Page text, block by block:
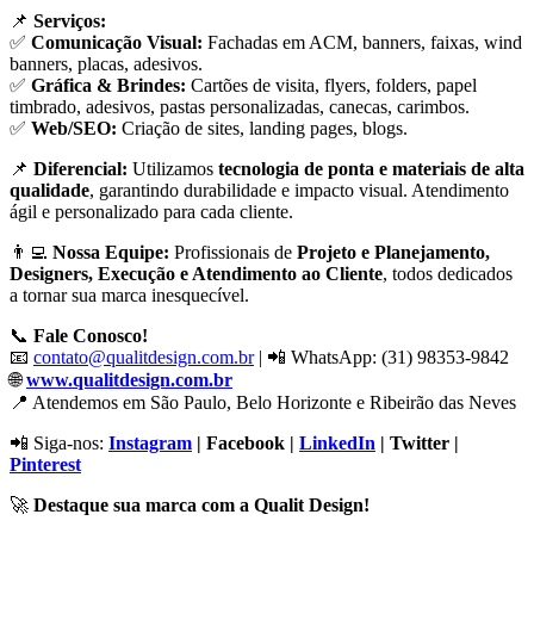
📌 Serviços:
✅ Comunicação Visual: Fachadas em ACM, banners, faixas, wind
banners, placas, adesivos.
✅ Gráfica & Brindes: Cartões de visita, flyers, folders, papel
timbrado, adesivos, pastas personalizadas, canecas, carimbos.
✅ Web/SEO: Criação de sites, landing pages, blogs.
📌 Diferencial: Utilizamos tecnologia de ponta e materiais de alta
qualidade, garantindo durabilidade e impacto visual. Atendimento
ágil e personalizado para cada cliente.
👨‍💻 Nossa Equipe: Profissionais de Projeto e Planejamento,
Designers, Execução e Atendimento ao Cliente, todos dedicados
a tornar sua marca inesquecível.
📞 Fale Conosco!
📧 contato@qualitdesign.com.br| 📲 WhatsApp: (31) 98353-9842
🌐www.qualitdesign.com.br
📍 Atendemos em São Paulo, Belo Horizonte e Ribeirão das Neves
📲 Siga-nos: Instagram | Facebook | LinkedIn | Twitter |
Pinterest
🚀 Destaque sua marca com a Qualit Design!